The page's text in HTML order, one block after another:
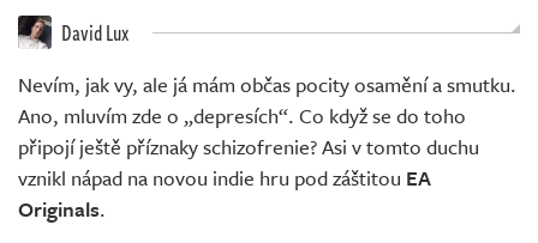
David Lux
Nevím, jak vy, ale já mám občas pocity osamění a smutku.
Ano, mluvím zde o „depresích“. Co když se do toho
připojí ještě příznaky schizofrenie? Asi v tomto duchu
vznikl nápad na novou indie hru pod záštitou EA
Originals.